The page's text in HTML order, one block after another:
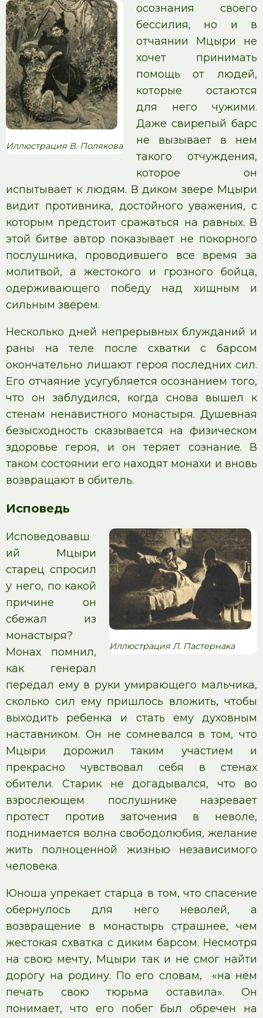
Иллюстрация В. Полякова
осознания своего
бессилия, но и в
отчаянии Мцыри не
хочет принимать
помощь от людей,
которые остаются
для него чужими.
Даже свирепый барс
не вызывает в нем
такого отчуждения,
которое он
испытывает к людям. В диком звере Мцыри
видит противника, достойного уважения, с
которым предстоит сражаться на равных. В
этой битве автор показывает не покорного
послушника, проводившего все время за
молитвой, а жестокого и грозного бойца,
одерживающего победу над хищным и
сильным зверем.
Несколько дней непрерывных блужданий и
раны на теле после схватки с барсом
окончательно лишают героя последних сил.
Его отчаяние усугубляется осознанием того,
что он заблудился, когда снова вышел к
стенам ненавистного монастыря. Душевная
безысходность сказывается на физическом
здоровье героя, и он теряет сознание. В
таком состоянии его находят монахи и вновь
возвращают в обитель.
Исповедь
Иллюстрация Л. Пастернака
Исповедовавш
ий Мцыри
старец спросил
у него, по какой
причине он
сбежал из
монастыря?
Монах помнил,
как генерал
передал ему в руки умирающего мальчика,
сколько сил ему пришлось вложить, чтобы
выходить ребенка и стать ему духовным
наставником. Он не сомневался в том, что
Мцыри дорожил таким участием и
прекрасно чувствовал себя в стенах
обители. Старик не догадывался, что во
взрослеющем послушнике назревает
протест против заточения в неволе,
поднимается волна свободолюбия, желание
жить полноценной жизнью независимого
человека.
Юноша упрекает старца в том, что спасение
обернулось для него неволей, а
возвращение в монастырь страшнее, чем
жестокая схватка с диким барсом. Несмотря
на свою мечту, Мцыри так и не смог найти
дорогу на родину. По его словам, «на нём
печать свою тюрьма оставила». Он
понимает, что его побег был обречен на